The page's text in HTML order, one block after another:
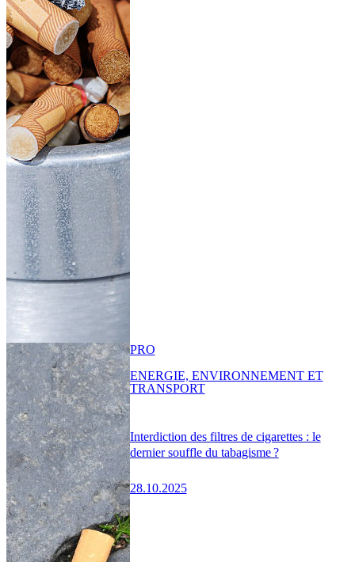
Interdiction des filtres de cigarettes : le
dernier souffle du tabagisme ?
28.10.2025
PRO
ENERGIE, ENVIRONNEMENT ET
TRANSPORT